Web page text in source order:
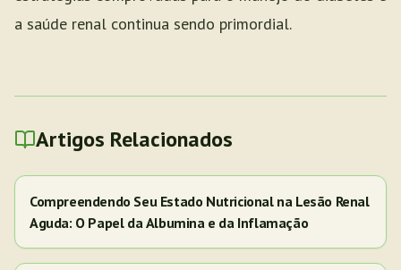
a saúde renal continua sendo primordial.
Artigos Relacionados
Compreendendo Seu Estado Nutricional na Lesão Renal
Aguda: O Papel da Albumina e da Inflamação